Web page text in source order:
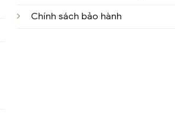
Chính sách bảo hành